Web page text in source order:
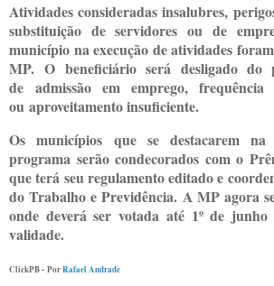
Atividades consideradas insalubres,
substituição de servidores ou de
município na execução de atividades
MP. O beneficiário será desligado do
de admissão em emprego,
ou aproveitamento insuficiente.
Os municípios que se destacarem na
programa serão condecorados com o
que terá seu regulamento editado e
do Trabalho e Previdência. A MP agora
onde deverá ser votada até 1º de
validade.
ClickPB - PorRafael Andrade